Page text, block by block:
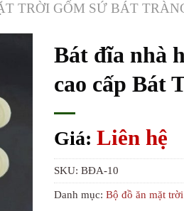
TRỜI GỐM SỨ BÁT
Bát đĩa nhà
cao cấp Bát
Giá: Liên hệ
SKU: BĐA-10
Danh mục: Bộ đồ ăn mặt